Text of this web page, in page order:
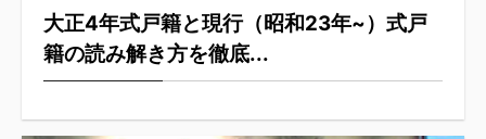
大正4年式戸籍と現行（昭和23年~）式戸
籍の読み解き方を徹底...